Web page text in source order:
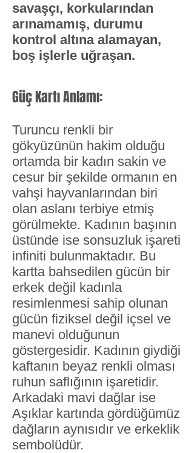
savaşçı, korkularından
arınamamış, durumu
kontrol altına alamayan,
boş işlerle uğraşan.
Güç Kartı Anlamı:
Turuncu renkli bir
gökyüzünün hakim olduğu
ortamda bir kadın sakin ve
cesur bir şekilde ormanın en
vahşi hayvanlarından biri
olan aslanı terbiye etmiş
görülmekte. Kadının başının
üstünde ise sonsuzluk işareti
infiniti bulunmaktadır. Bu
kartta bahsedilen gücün bir
erkek değil kadınla
resimlenmesi sahip olunan
gücün fiziksel değil içsel ve
manevi olduğunun
göstergesidir. Kadının giydiği
kaftanın beyaz renkli olması
ruhun saflığının işaretidir.
Arkadaki mavi dağlar ise
Aşıklar kartında gördüğümüz
dağların aynısıdır ve erkeklik
sembolüdür.